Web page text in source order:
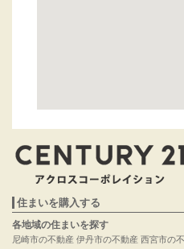
住まいを購入する
各地域の住まいを探す
尼崎市の不動産 伊丹市の不動産 西宮市の